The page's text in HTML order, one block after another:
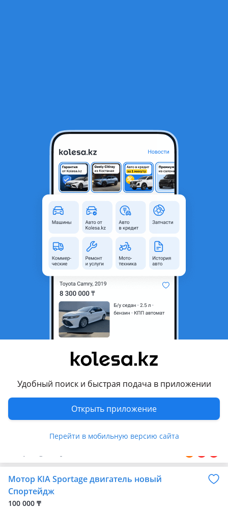
Удобный поиск и быстрая подача в приложении
Открыть приложение
Перейти в мобильную версию сайта
/2,4 GDI мотор
Hyundai Avante 2006 - 2010 4 поколение (HD)
912
Боковой стекло, лобовое стекло
Новая Hyundai Santa Fe (2023 - н.в. 5 поколение) оригинал Mobis Korea Parts — корейские автозапчасти с гарантией качества! Оригинальные и проверенные запчасти для корейских авто по выгодным ценам. Быстрая помощь с подбором, честный сервис и гарантия на весь ассортимент. Филиалы в Шымкенте и Астане — всегда ближе к вам! Надёжность, качество и детали, которым можно доверять.
Мотор KIA Sportage двигатель новый
Спортейдж
100 000 ₸